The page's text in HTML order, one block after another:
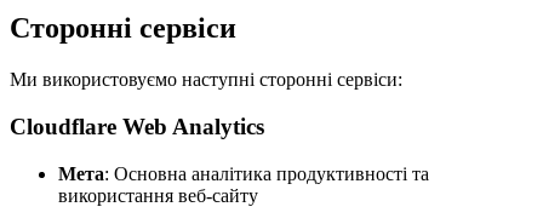
Сторонні сервіси
Ми використовуємо наступні сторонні сервіси:
Cloudflare Web Analytics
Мета: Основна аналітика продуктивності та
використання веб-сайту